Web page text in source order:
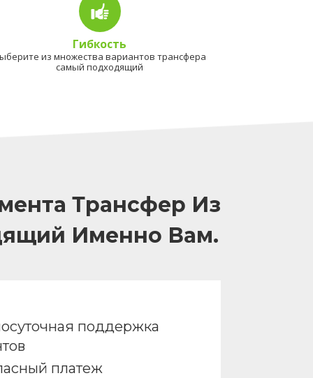
Гибкость
из множества вариантов трансфера
самый подходящий
Трансфер Из
Именно Вам.
поддержка
платеж